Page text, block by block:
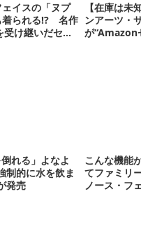
イスの「ヌプ
着られる!? 名作
け継いだセッ
【在庫は未
ンアーツ・
が“Amazon
れる」よなよ
制的に水を飲ま
発売
こんな機能
てファミリ
ノース・フ